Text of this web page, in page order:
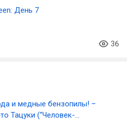
День 7
36
и медные бензопилы! –
Тацуки (“Человек-